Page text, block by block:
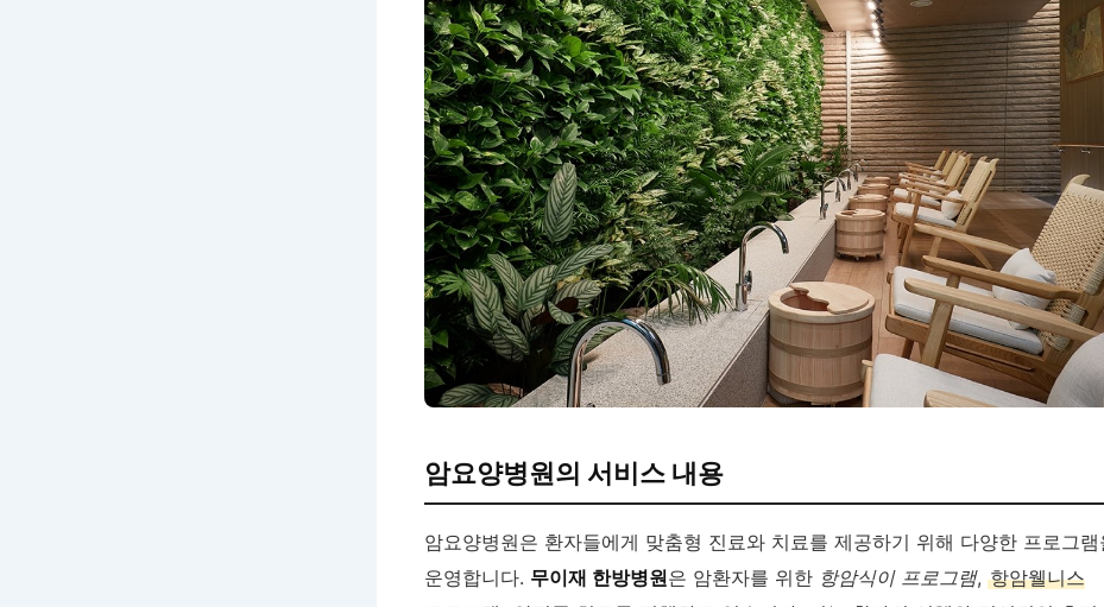
암요양병원의 서비스 내용
암요양병원은 환자들에게 맞춤형 진료와 치료를 제공하기 위해 다양한 프로그램
운영합니다. 무이재 한방병원은 암환자를 위한 항암식이 프로그램, 항암웰니스